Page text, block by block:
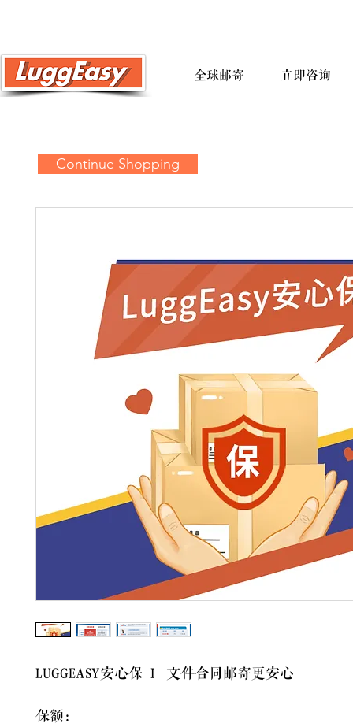
全球邮寄 立即咨询
Continue Shopping
LUGGEASY安心保 I 文件合同邮寄更安心
保额：